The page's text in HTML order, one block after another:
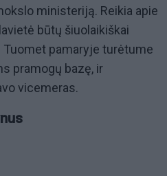
ministeriją. Reikia apie
būtų šiuolaikiškai
pamaryje turėtume
pramogų bazę, ir
vicemeras.